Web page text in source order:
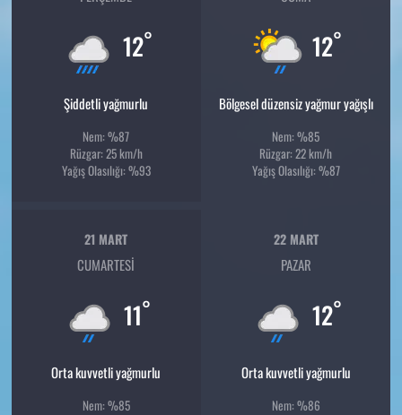
12°
Şiddetli yağmurlu
Nem: %87
Rüzgar: 25 km/h
Yağış Olasılığı: %93
12°
Bölgesel düzensiz yağmur yağışlı
Nem: %85
Rüzgar: 22 km/h
Yağış Olasılığı: %87
21 MART
CUMARTESI
11°
Orta kuvvetli yağmurlu
Nem: %85
22 MART
PAZAR
12°
Orta kuvvetli yağmurlu
Nem: %86